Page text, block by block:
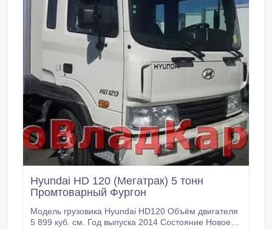
Hyundai HD 120 (Мегатрак) 5 тонн
Промтоварный Фургон
Модель грузовика Hyundai HD120 Объём двигателя
5 899 куб. см. Год выпуска 2014 Состояние Новое